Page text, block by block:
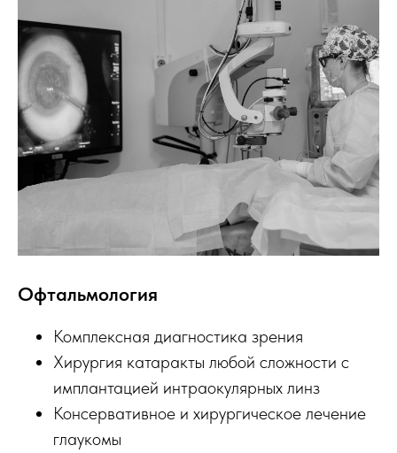
Офтальмология
Комплексная диагностика зрения
Хирургия катаракты любой сложности с
имплантацией интраокулярных линз
Консервативное и хирургическое лечение
глаукомы